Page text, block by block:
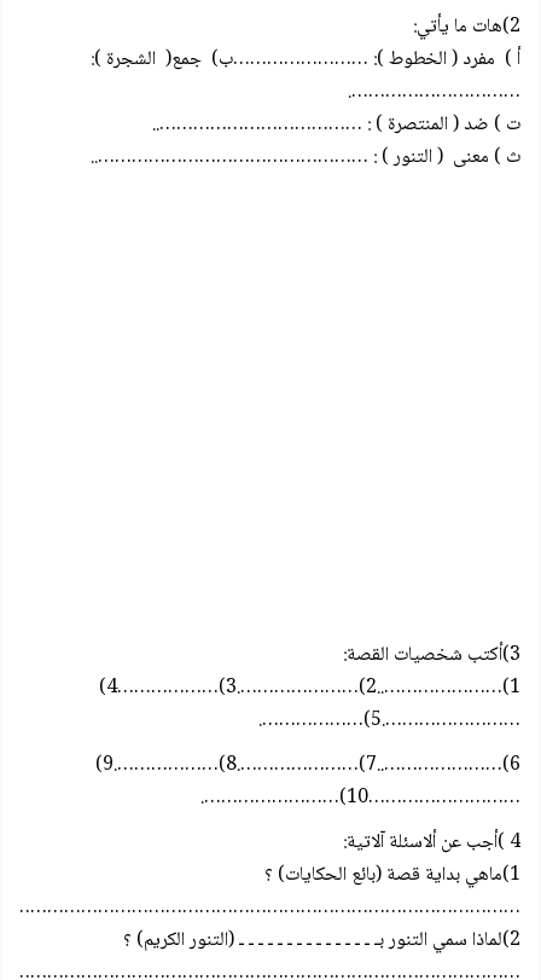
2)هات ما يأتي:
أ ) مفرد ( الخطوط ): ……………………ب) جمع( الشجرة ):
………………………….
ت ) ضد ( المنتصرة ) : ………………………………..
ث ) معنى ( التنور ) : …………………………………………..
3)أكتب شخصيات القصة:
1)…………………..2)………………….3)………………4)
…………………….5)……………….
6)…………………..7)………………….8)……………….9)
………………………10)…………………….
4 )أجب عن ألاسئلة آلاتية:
1)ماهي بداية قصة (بائع الحكايات) ؟
2)لماذا سمي التنور بـ ـ ـ ـ ـ ـ ـ ـ ـ ـ ـ ـ ـ ـ ـ (التنور الكريم) ؟